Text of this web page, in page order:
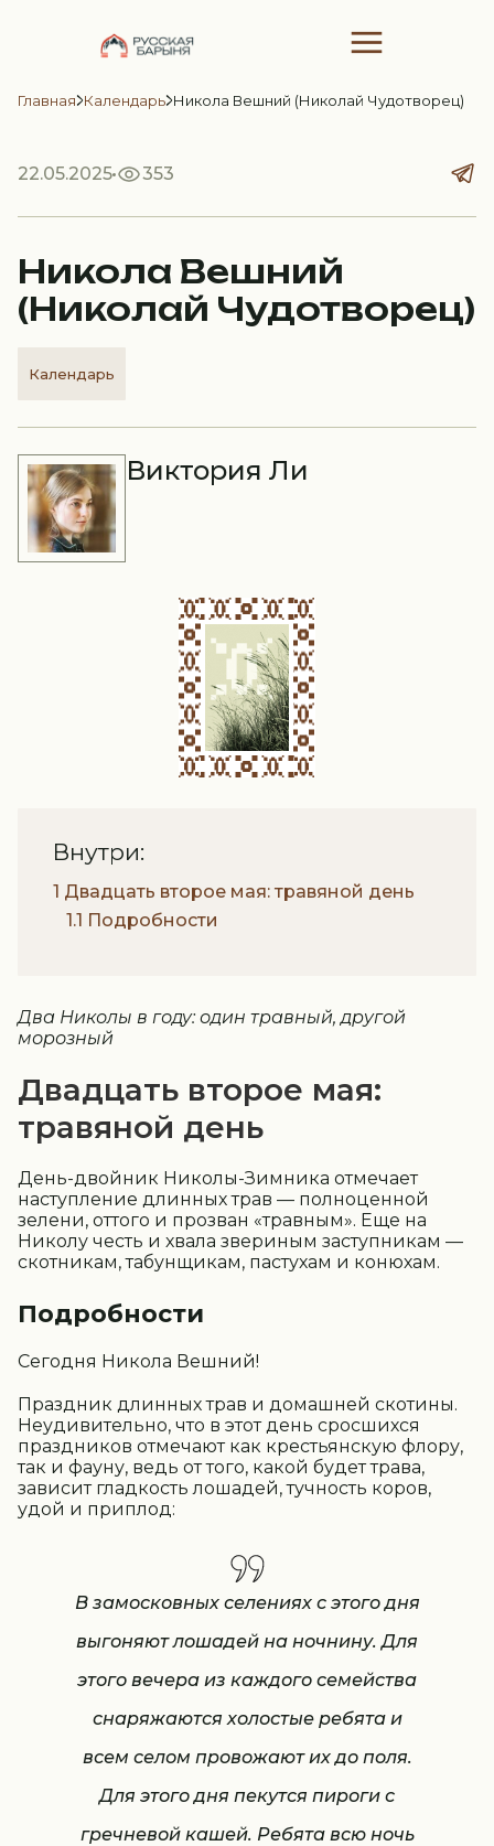
Главная Календарь Никола Вешний (Николай Чудотворец)
22.05.2025 353
Никола Вешний
(Николай Чудотворец)
Календарь
Виктория Ли
Внутри:
1 Двадцать второе мая: травяной день
1.1 Подробности
Два Николы в году: один травный, другой
морозный
Двадцать второе мая:
травяной день
День-двойник Николы-Зимника отмечает
наступление длинных трав — полноценной
зелени, оттого и прозван «травным». Еще на
Николу честь и хвала звериным заступникам —
скотникам, табунщикам, пастухам и конюхам.
Подробности
Сегодня Никола Вешний!
Праздник длинных трав и домашней скотины.
Неудивительно, что в этот день сросшихся
праздников отмечают как крестьянскую флору,
так и фауну, ведь от того, какой будет трава,
зависит гладкость лошадей, тучность коров,
удой и приплод:
В замосковных селениях с этого дня
выгоняют лошадей на ночнину. Для
этого вечера из каждого семейства
снаряжаются холостые ребята и
всем селом провожают их до поля.
Для этого дня пекутся пироги с
гречневой кашей. Ребята всю ночь